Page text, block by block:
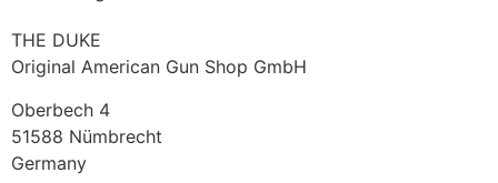
THE DUKE
Original American Gun Shop GmbH
Oberbech 4
51588 Nümbrecht
Germany